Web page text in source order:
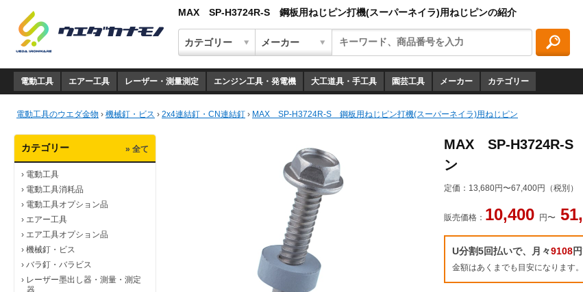
MAX SP-H3724R-S 鋼板用ねじピン打機(スーパーネイラ)用ねじピンの紹介
電動工具 エアー工具 レーザー・測量測定 エンジン工具・発電機 大工道具・手工具 園芸工具 メーカー カテゴリー
電動工具のウエダ金物 › 機械釘・ビス › 2x4連結釘・CN連結釘 › MAX SP-H3724R-S 鋼板用ねじピン打機(スーパーネイラ)用ねじピン
カテゴリー » 全て
› 電動工具
› 電動工具消耗品
› 電動工具オプション品
› エアー工具
› エア工具オプション品
› 機械釘・ビス
› バラ釘・バラビス
› レーザー墨出し器・測量・測定
器
MAX SP-H3724R-S
ン
定価： 13,680円〜67,400円（税別）
販売価格： 10,400 円〜
U分割5回払いで、月々9108
金額はあくまでも目安になります。